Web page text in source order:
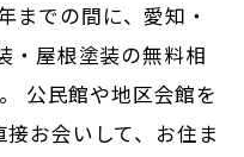
までの間に、愛知・
・屋根塗装の無料相
公民館や地区会館を
お会いして、お住ま